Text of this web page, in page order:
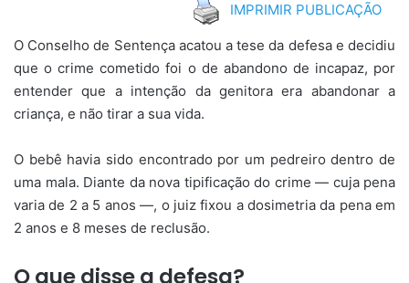
IMPRIMIR PUBLICAÇÃO
O Conselho de Sentença acatou a tese da defesa e decidiu
que o crime cometido foi o de abandono de incapaz, por
entender que a intenção da genitora era abandonar a
criança, e não tirar a sua vida.
O bebê havia sido encontrado por um pedreiro dentro de
uma mala. Diante da nova tipificação do crime — cuja pena
varia de 2 a 5 anos —, o juiz fixou a dosimetria da pena em
2 anos e 8 meses de reclusão.
O que disse a defesa?